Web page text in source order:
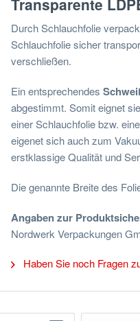
Transparente
Durch Schlauchfolie
Schlauchfolie sicher
verschließen.
Ein entsprechendes
abgestimmt. Somit eignet
einer Schlauchfolie bzw.
eigenet sich auch zum
erstklassige Qualität und
Die genannte Breite des
Angaben zur
Nordwerk Verpackungen
Haben Sie noch Fragen